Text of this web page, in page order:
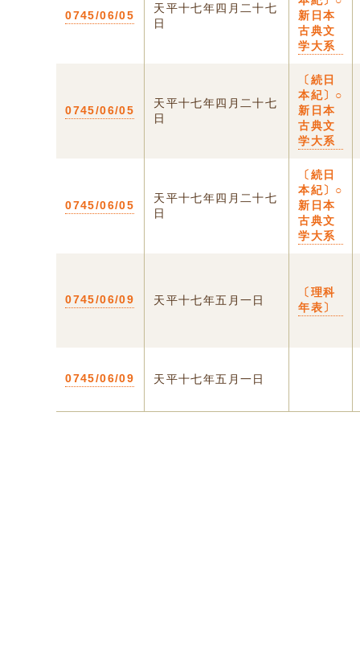
0745/06/05
天平十七年四月二十七
日
新日本
古典文
学大系
0745/06/05
天平十七年四月二十七
日
〔続日
本紀〕○
新日本
古典文
学大系
0745/06/05
天平十七年四月二十七
日
〔続日
本紀〕○
新日本
古典文
学大系
0745/06/09 天平十七年五月一日
〔理科
年表〕
0745/06/09 天平十七年五月一日